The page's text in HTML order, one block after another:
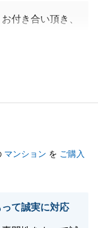
付き合い頂き、
し上げます。
くストレスのご
調整して参りま
つでもご連絡く
マンション を ご購入
て誠実に対応